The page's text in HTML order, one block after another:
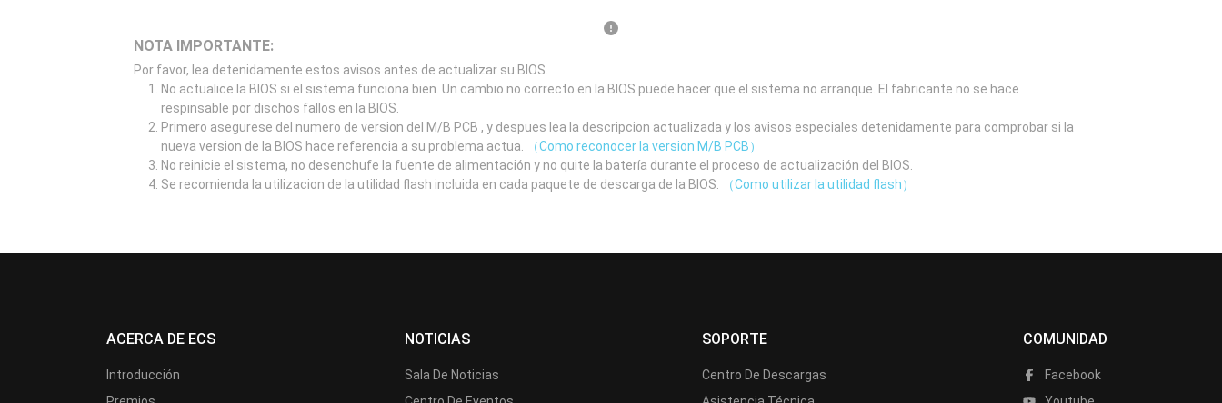
NOTA IMPORTANTE:
Por favor, lea detenidamente estos avisos antes de actualizar su BIOS.
No actualice la BIOS si el sistema funciona bien. Un cambio no correcto en la BIOS puede hacer que el sistema no arranque. El fabricante no se hace
respinsable por dischos fallos en la BIOS.
Primero asegurese del numero de version del M/B PCB , y despues lea la descripcion actualizada y los avisos especiales detenidamente para comprobar si la
nueva version de la BIOS hace referencia a su problema actua.
（Como reconocer la version M/B PCB）
No reinicie el sistema, no desenchufe la fuente de alimentación y no quite la batería durante el proceso de actualización del BIOS.
Se recomienda la utilizacion de la utilidad flash incluida en cada paquete de descarga de la BIOS.
（Como utilizar la utilidad flash）
ACERCA DE ECS
Introducción
NOTICIAS
Sala De Noticias
SOPORTE
Centro De Descargas
COMUNIDAD
Facebook